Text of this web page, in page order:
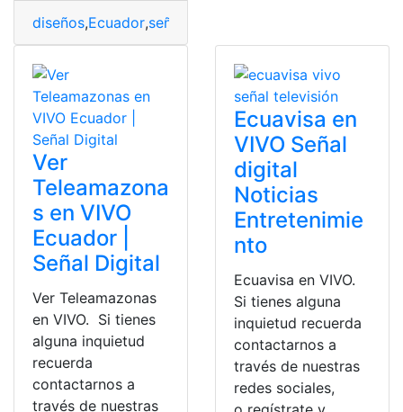
diseños,Ecuador,señal
Ver
Teleamazona
s en VIVO
Ecuador |
Señal Digital
Ver Teleamazonas
en VIVO. Si tienes
alguna inquietud
recuerda
contactarnos a
través de nuestras
Ecuavisa en
VIVO Señal
digital
Noticias
Entretenimie
nto
Ecuavisa en VIVO.
Si tienes alguna
inquietud recuerda
contactarnos a
través de nuestras
redes sociales,